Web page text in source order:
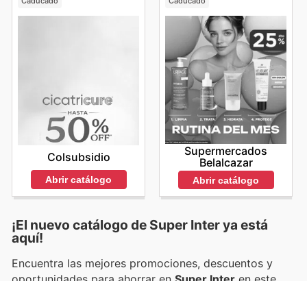
Colsubsidio
Abrir catálogo
Supermercados
Belalcazar
Abrir catálogo
¡El nuevo catálogo de Super Interya está
aquí!
Encuentra las mejores promociones, descuentos y